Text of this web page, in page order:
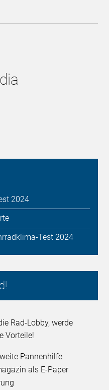
2024
Test 2024
Rad-Lobby, werde
Vorteile!
Pannenhilfe
als E-Paper